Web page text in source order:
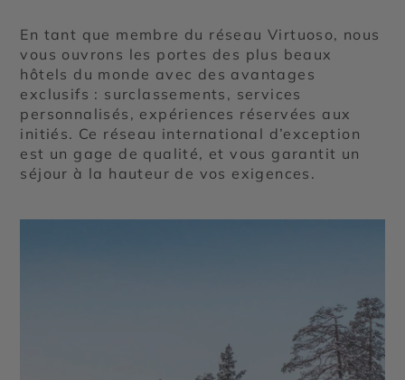
En tant que membre du réseau Virtuoso, nous
vous ouvrons les portes des plus beaux
hôtels du monde avec des avantages
exclusifs : surclassements, services
personnalisés, expériences réservées aux
initiés. Ce réseau international d’exception
est un gage de qualité, et vous garantit un
séjour à la hauteur de vos exigences.